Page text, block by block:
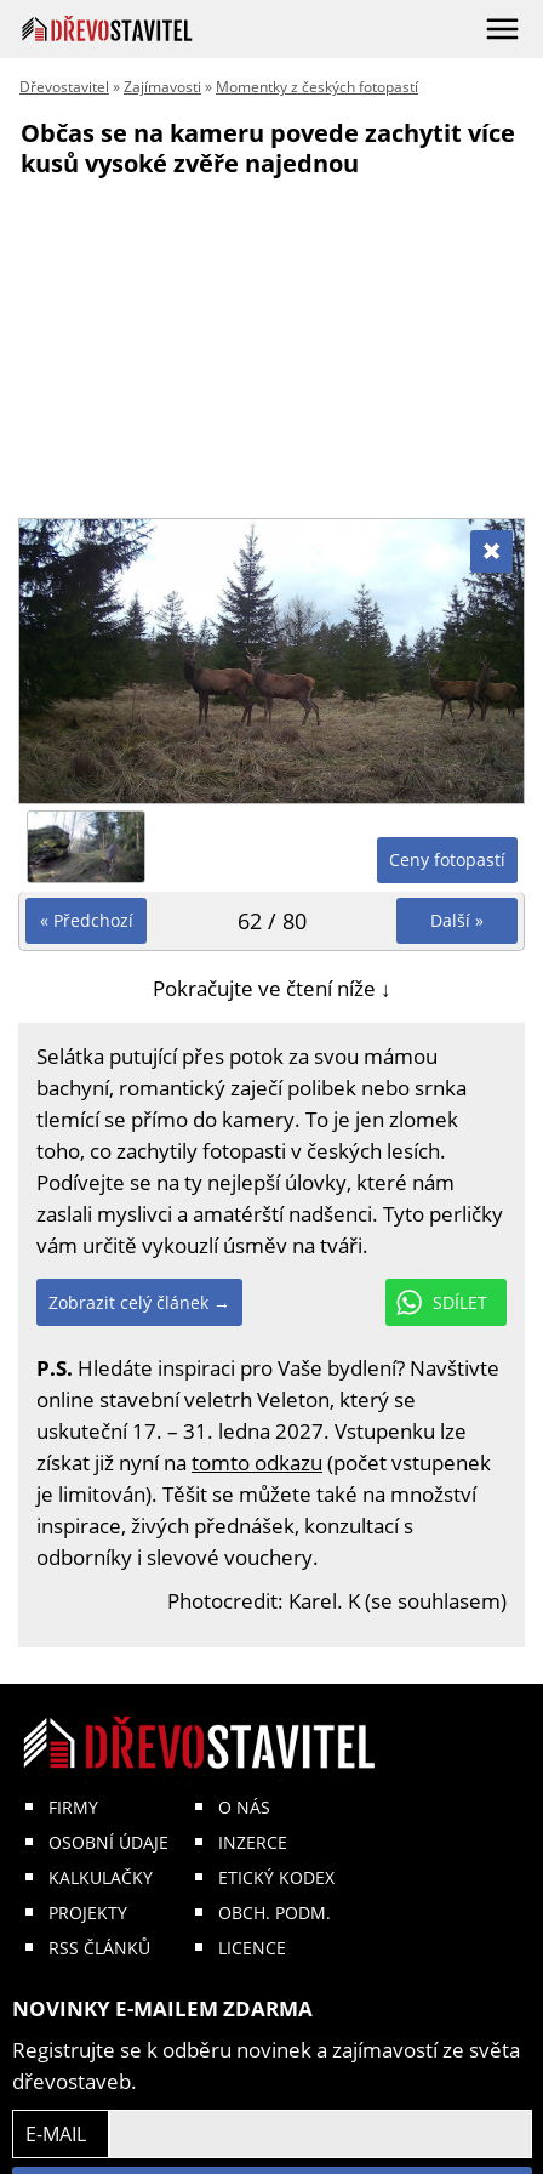
Dřevostavitel »Zajímavosti » Momentky z českých fotopastí
Občas se na kameru povede zachytit více
kusů vysoké zvěře najednou
Ceny fotopastí
« Předchozí Další »
62 / 80
Pokračujte ve čtení níže ↓
Selátka putující přes potok za svou mámou
bachyní, romantický zaječí polibek nebo srnka
tlemící se přímo do kamery. To je jen zlomek
toho, co zachytily fotopasti v českých lesích.
Podívejte se na ty nejlepší úlovky, které nám
zaslali myslivci a amatérští nadšenci. Tyto perličky
vám určitě vykouzlí úsměv na tváři.
SDÍLET
Zobrazit celý článek →
P.S. Hledáte inspiraci pro Vaše bydlení? Navštivte
online stavební veletrh Veleton, který se
uskuteční 17. – 31. ledna 2027. Vstupenku lze
získat již nyní na tomto odkazu (počet vstupenek
je limitován). Těšit se můžete také na množství
inspirace, živých přednášek, konzultací s
odborníky i slevové vouchery.
Photocredit: Karel. K (se souhlasem)
FIRMY
OSOBNÍ ÚDAJE
KALKULAČKY
PROJEKTY
RSS ČLÁNKŮ
O NÁS
INZERCE
ETICKÝ KODEX
OBCH. PODM.
LICENCE
NOVINKY E-MAILEM ZDARMA
Registrujte se k odběru novinek a zajímavostí ze světa
dřevostaveb.
E-MAIL